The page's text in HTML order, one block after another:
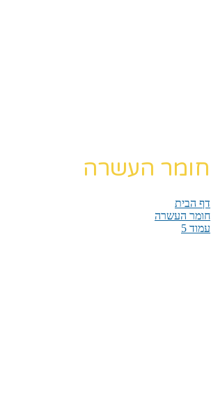
חומר העשרה
דף הבית
חומר העשרה
עמוד 5